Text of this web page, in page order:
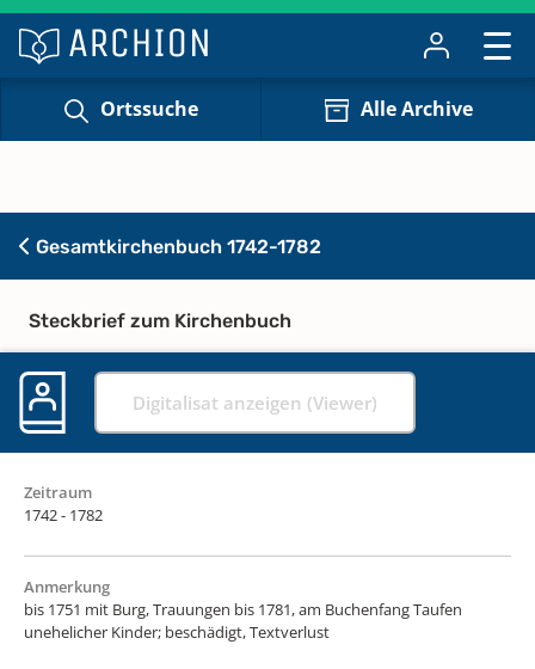
Ortssuche Alle Archive
Gesamtkirchenbuch 1742-1782
Steckbrief zum Kirchenbuch
Digitalisat anzeigen (Viewer)
Zeitraum
1742 - 1782
Anmerkung
bis 1751 mit Burg, Trauungen bis 1781, am Buchenfang Taufen
unehelicher Kinder; beschädigt, Textverlust